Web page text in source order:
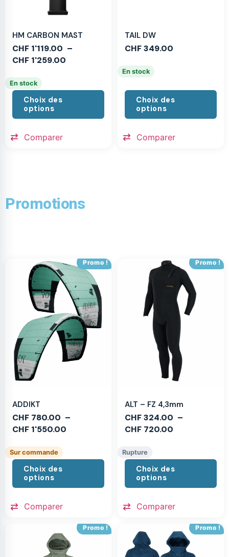
HM CARBON MAST
CHF 1'119.00 –
CHF 1'259.00
En stock
Choix des
options
Comparer
TAIL DW
CHF349.00
En stock
Choix des
options
Comparer
Promotions
Promo !
ADDIKT
CHF 780.00 –
CHF 1'550.00
Sur commande
Choix des
options
Comparer
Promo !
ALT – FZ 4,3mm
CHF324.00 –
CHF 720.00
Rupture
Choix des
options
Comparer
Promo ! Promo !